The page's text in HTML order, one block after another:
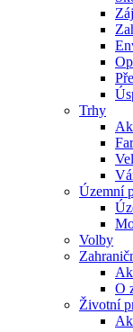
Trhy
Územní
Volby
O
Životní